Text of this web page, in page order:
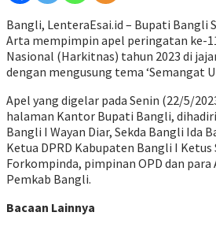
Bangli, LenteraEsai.id – Bupati Bangli
Arta mempimpin apel peringatan ke-
Nasional (Harkitnas) tahun 2023 di
dengan mengusung tema ‘Semangat
Apel yang digelar pada Senin (22/5/
halaman Kantor Bupati Bangli,
Bangli I Wayan Diar, Sekda Bangli Ida
Ketua DPRD Kabupaten Bangli I Ketus
Forkompinda, pimpinan OPD dan para
Pemkab Bangli.
Bacaan Lainnya